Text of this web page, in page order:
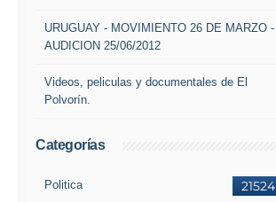
URUGUAY - MOVIMIENTO 26 DE MARZO -
AUDICION 25/06/2012
Videos, peliculas y documentales de El
Polvorín.
Categorías
21524
Politica